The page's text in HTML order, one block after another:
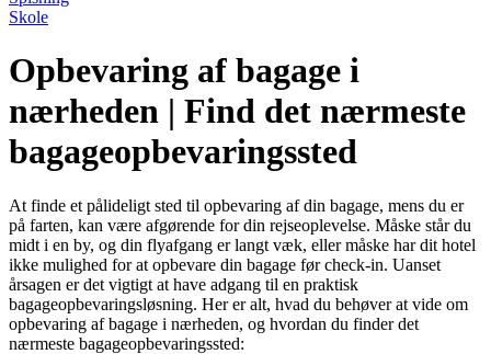
Skole
Opbevaring af bagage i
nærheden | Find det nærmeste
bagageopbevaringssted
At finde et pålideligt sted til opbevaring af din bagage, mens du er
på farten, kan være afgørende for din rejseoplevelse. Måske står du
midt i en by, og din flyafgang er langt væk, eller måske har dit hotel
ikke mulighed for at opbevare din bagage før check-in. Uanset
årsagen er det vigtigt at have adgang til en praktisk
bagageopbevaringsløsning. Her er alt, hvad du behøver at vide om
opbevaring af bagage i nærheden, og hvordan du finder det
nærmeste bagageopbevaringssted: